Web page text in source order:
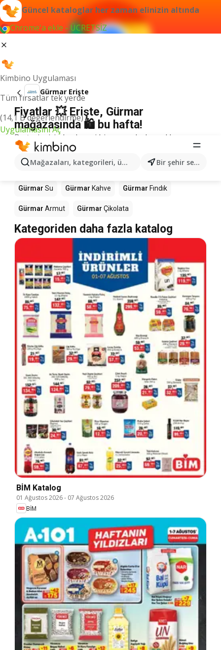
Güncel kataloglar her zaman elinizin altında
Chrome'a ekle - ÜCRETSİZ
Kimbino Uygulaması
Tüm fırsatlar tek yerde
(14,1 B değerlendirme)
Uygulamasını Aç
Mağazaları, kategorileri, ürünleri arayın... Bir şehir seçin
Gürmar Erişte
Fiyatlar 💥 Erişte, Gürmar
mağazasında 🛍️ bu hafta!
Bu terim için herhangi bir sonuç bulamadık.
Mağazalardaki diğer ürünler Gürmar
GürmarMango Gürmar Döner Gürmar Pizza
Gürmar Su Gürmar Kahve Gürmar Fındık
Gürmar Armut Gürmar Çikolata
Kategoriden daha fazla katalog
BİM Katalog
01 Ağustos 2026- 07 Ağustos 2026
BİM